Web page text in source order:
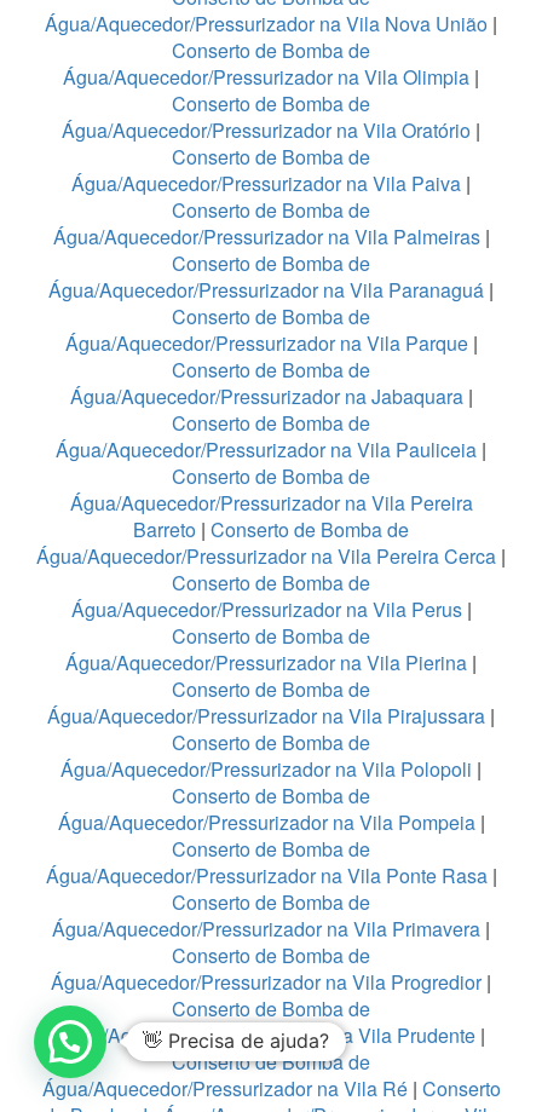
Água/Aquecedor/Pressurizador na Vila Nova União |
Conserto de Bomba de
Água/Aquecedor/Pressurizador na Vila Olimpia |
Conserto de Bomba de
Água/Aquecedor/Pressurizador na Vila Oratório |
Conserto de Bomba de
Água/Aquecedor/Pressurizador na Vila Paiva |
Conserto de Bomba de
Água/Aquecedor/Pressurizador na Vila Palmeiras|
Conserto de Bomba de
Água/Aquecedor/Pressurizador na Vila Paranaguá |
Conserto de Bomba de
Água/Aquecedor/Pressurizador na Vila Parque|
Conserto de Bomba de
Água/Aquecedor/Pressurizador na Jabaquara|
Conserto de Bomba de
Água/Aquecedor/Pressurizador na Vila Pauliceia |
Conserto de Bomba de
Água/Aquecedor/Pressurizador na Vila Pereira
Barreto | Conserto de Bomba de
Água/Aquecedor/Pressurizador na Vila Pereira Cerca |
Conserto de Bomba de
Água/Aquecedor/Pressurizador na Vila Perus|
Conserto de Bomba de
Água/Aquecedor/Pressurizador na Vila Pierina |
Conserto de Bomba de
Água/Aquecedor/Pressurizador na Vila Pirajussara |
Conserto de Bomba de
Água/Aquecedor/Pressurizador na Vila Polopoli |
Conserto de Bomba de
Água/Aquecedor/Pressurizador na Vila Pompeia|
Conserto de Bomba de
Água/Aquecedor/Pressurizador na Vila Ponte Rasa|
Conserto de Bomba de
Água/Aquecedor/Pressurizador na Vila Primavera |
Conserto de Bomba de
Água/Aquecedor/Pressurizador na Vila Progredior|
Conserto de Bomba de
Água/Aquecedor/Pressurizador na Vila Prudente |
Conserto de Bomba de
Água/Aquecedor/Pressurizador na Vila Ré| Conserto
👋 Precisa de ajuda?